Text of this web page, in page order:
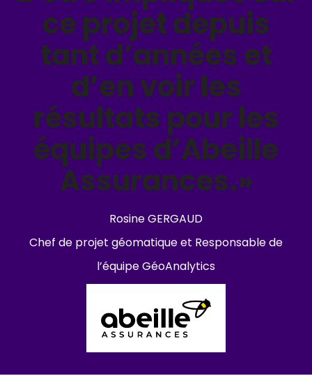
ce projet depuis
tant d’années et
d’en voir les
résultats pour les
équipes d’Abeille
Assurances.»
Rosine GERGAUD
Chef de projet géomatique et Responsable de
l’équipe GéoAnalytics